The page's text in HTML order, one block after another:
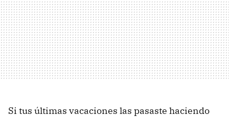
Si tus últimas vacaciones las pasaste haciendo